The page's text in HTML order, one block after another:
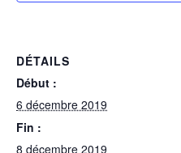
DÉTAILS
Début :
6 décembre 2019
Fin :
8 décembre 2019